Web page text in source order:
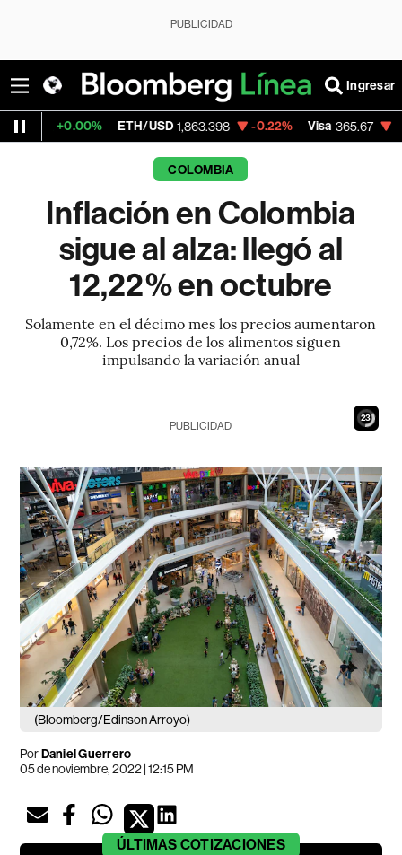
PUBLICIDAD
Ingresar
ETH/USD 1,863.398 -0.22% Visa 365.67 -0.13%
COLOMBIA
Inflación en Colombia
sigue al alza: llegó al
12,22% en octubre
Solamente en el décimo mes los precios aumentaron
0,72%. Los precios de los alimentos siguen
impulsando la variación anual
22
PUBLICIDAD
(Bloomberg/Edinson Arroyo)
PorDaniel Guerrero
05 de noviembre, 2022 | 12:15 PM
ÚLTIMAS COTIZACIONES